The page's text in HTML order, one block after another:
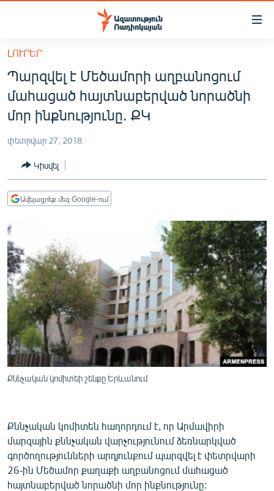
Մատչելիության
հիմնական
բովանդակությանը
Անցնել
հիմնական
մենյուին
ՀԱՅԱՍՏԱՆ
ՔԱՂԱՔԱԿԱՆ
ՀԱՍԱՐԱԿՈՒԹՅՈՒՆ
ՏՆՏԵՍՈՒԹՅՈՒՆ
ՊԱՏԵՐԱԶՄԻ 6 ՇԱԲԱԹՆԵՐԸ
ՏԱՐԱԾԱՇՐՋԱՆ
ՄԻՋԱԶԳԱՅԻՆ
ՄՇԱԿՈՒՅԹ
ՍՊՈՐՏ
ՄԵԿՆԱԲԱՆՈՒԹՅՈՒՆ
ՏԵՍԱՆՅՈՒԹԵՐ
ԲԱՆԱՎԵՃ
ՁԳՏԵԼՈՎ ԼԱՎԱԳՈՒՅՆԻՆ
ԼՈՒՐԵՐ
Պարզվել է Մեծամորի աղբանոցում
մահացած հայտնաբերված նորածնի
մոր ինքնությունը. ՔԿ
փետրվար 27, 2018
Կիսվել
Ավելացրեք մեզ Google-ում
Քննչական կոմիտեի շենքը Երևանում
Քննչական կոմիտեն հաղորդում է, որ Արմավիրի
մարզային քննչական վարչությունում ձեռնարկված
գործողությունների արդյունքում պարզվել է փետրվարի
26-ին Մեծամոր քաղաքի աղբանոցում մահացած
հայտնաբերված նորածնի մոր ինքնությունը: